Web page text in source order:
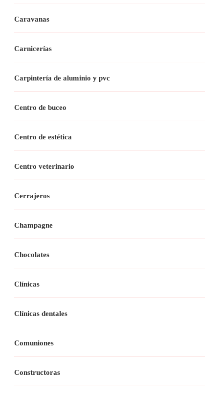
Caravanas
Carnicerías
Carpintería de aluminio y pvc
Centro de buceo
Centro de estética
Centro veterinario
Cerrajeros
Champagne
Chocolates
Clínicas
Clínicas dentales
Comuniones
Constructoras